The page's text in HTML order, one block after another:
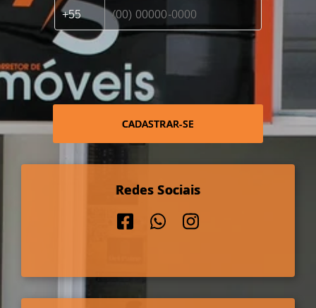
CADASTRAR-SE
Redes Sociais